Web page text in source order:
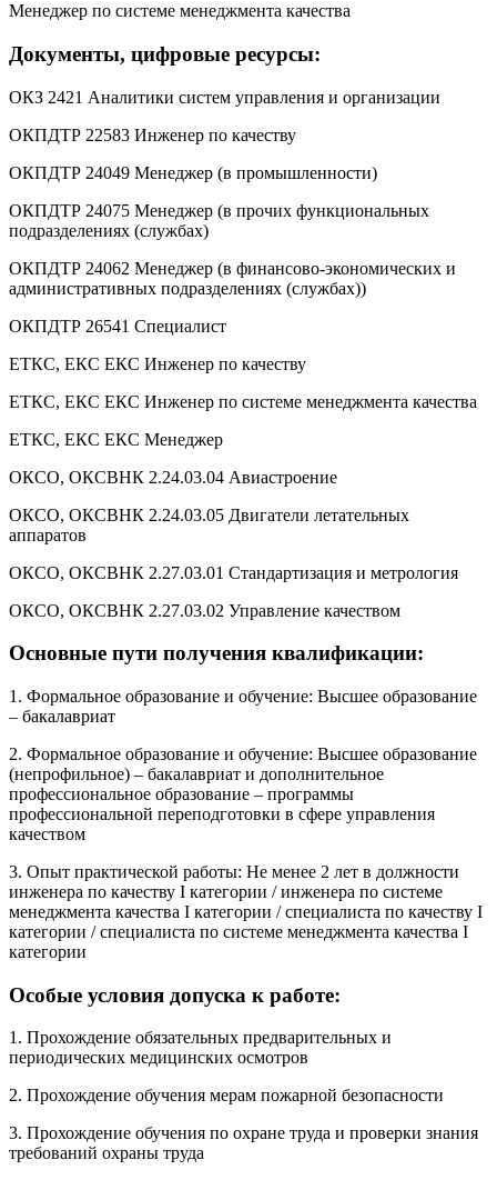
Менеджер по системе менеджмента качества
Документы, цифровые ресурсы:
ОКЗ 2421 Аналитики систем управления и организации
ОКПДТР 22583 Инженер по качеству
ОКПДТР 24049 Менеджер (в промышленности)
ОКПДТР 24075 Менеджер (в прочих функциональных
подразделениях (службах)
ОКПДТР 24062 Менеджер (в финансово-экономических и
административных подразделениях (службах))
ОКПДТР 26541 Специалист
ЕТКС, ЕКС ЕКС Инженер по качеству
ЕТКС, ЕКС ЕКС Инженер по системе менеджмента качества
ЕТКС, ЕКС ЕКС Менеджер
ОКСО, ОКСВНК 2.24.03.04 Авиастроение
ОКСО, ОКСВНК 2.24.03.05 Двигатели летательных
аппаратов
ОКСО, ОКСВНК 2.27.03.01 Стандартизация и метрология
ОКСО, ОКСВНК 2.27.03.02 Управление качеством
Основные пути получения квалификации:
1. Формальное образование и обучение: Высшее образование
– бакалавриат
2. Формальное образование и обучение: Высшее образование
(непрофильное) – бакалавриат и дополнительное
профессиональное образование – программы
профессиональной переподготовки в сфере управления
качеством
3. Опыт практической работы: Не менее 2 лет в должности
инженера по качеству I категории / инженера по системе
менеджмента качества I категории / специалиста по качеству I
категории / специалиста по системе менеджмента качества I
категории
Особые условия допуска к работе:
1. Прохождение обязательных предварительных и
периодических медицинских осмотров
2. Прохождение обучения мерам пожарной безопасности
3. Прохождение обучения по охране труда и проверки знания
требований охраны труда